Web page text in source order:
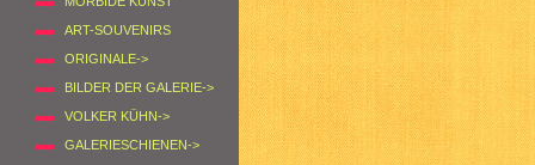
ART-SOUVENIRS
ORIGINALE->
BILDER DER GALERIE->
VOLKER KÜHN->
GALERIESCHIENEN->